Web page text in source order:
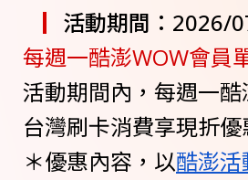
活動期間：2026/
每週一酷澎WOW會員
活動期間內，每週一
台灣刷卡消費享現折優
＊優惠內容，以酷澎活